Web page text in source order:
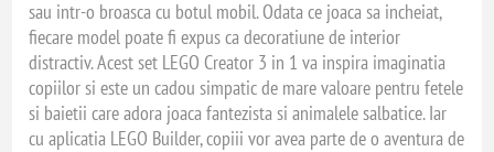
sau intr-o broasca cu botul mobil. Odata ce joaca sa incheiat,
fiecare model poate fi expus ca decoratiune de interior
distractiv. Acest set LEGO Creator 3 in 1 va inspira imaginatia
copiilor si este un cadou simpatic de mare valoare pentru fetele
si baietii care adora joaca fantezista si animalele salbatice. Iar
cu aplicatia LEGO Builder, copiii vor avea parte de o aventura de